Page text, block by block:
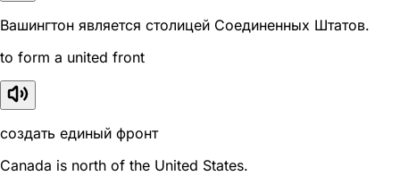
Вашингтон является столицей Соединенных Штатов.
to form a united front
создать единый фронт
Canada is north of the United States.